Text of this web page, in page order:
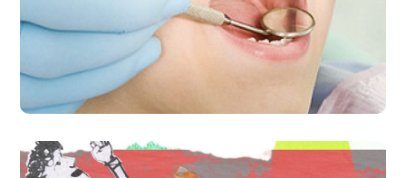
Servicio dental
#SALUD